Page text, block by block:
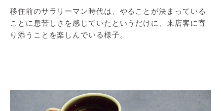
移住前のサラリーマン時代は、やることが決まっている
ことに息苦しさを感じていたというだけに、来店客に寄
り添うことを楽しんでいる様子。